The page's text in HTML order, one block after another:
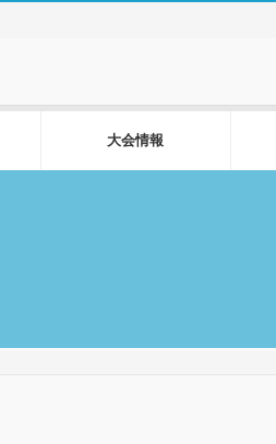
大会情報